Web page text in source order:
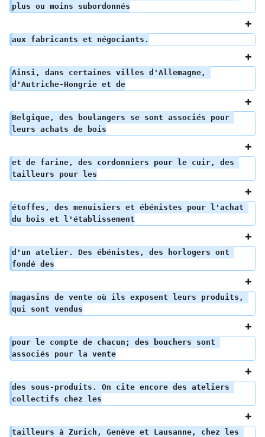
plus ou moins subordonnés
aux fabricants et négociants.
Ainsi, dans certaines villes d'Allemagne,
d'Autriche-Hongrie et de
Belgique, des boulangers se sont associés pour
leurs achats de bois
et de farine, des cordonniers pour le cuir, des
tailleurs pour les
étoffes, des menuisiers et ébénistes pour l'achat
du bois et l'établissement
d'un atelier. Des ébénistes, des horlogers ont
fondé des
magasins de vente où ils exposent leurs produits,
qui sont vendus
pour le compte de chacun; des bouchers sont
associés pour la vente
des sous-produits. On cite encore des ateliers
collectifs chez les
tailleurs à Zurich, Genève et Lausanne, chez les